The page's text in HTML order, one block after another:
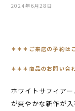
2024年6月28日
＊ ＊＊ご来店の予約は
＊＊＊商品のお問い合
ホワイトサフィア
が爽やかな新作が入